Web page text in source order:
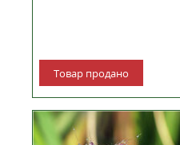
Товар продано